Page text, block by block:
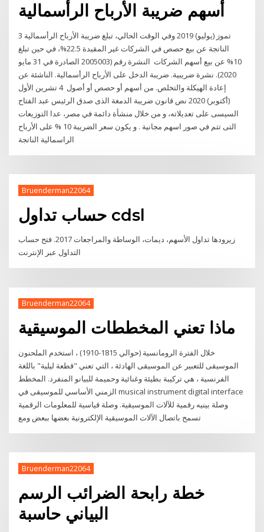
أسهم ضريبة الأرباح الرأسمالية
3 تموز (يوليو) 2019 وفي الوقت الحالي، تبلغ ضريبة الأرباح الرأسمالية
الناتجة عن بيع حصص في الشركات غير المقيدة 22.5%، في حين تبلغ
10% عن بيع أسهم الشركات اﻟﻨﺸﺮة رﻗﻢ (2005003 اﻟﺼﺎدرة ﻓﻲ 31 ﻣﺎﻳﻮ
2020). ﻧﺸﺮة ﺿﺮﻳﺒﻴﺔ. ﺿﺮﻳﺒﺔ اﻟﺪﺧﻞ ﻋﻠﻰ اﻷرﺑﺎح اﻟﺮأﺳﻤﺎﻟﻴﺔ. اﻟﻨﺎﺷﺌﺔ ﻋﻦ
إﻋﺎدة اﻟﻬﻴﻜﻠﺔ واﻟﺘﺨﻠﺺ. ﻣﻦ أﺳﻬﻢ أو ﺣﺼﺺ أو أﺻﻮل 4 تشرين الأول
(أكتوبر) 2020 نص قانون ضريبة الدمغة الذى صدق الرئيس عبد الفتاح
السيسى على تعديلاته، و من خلال منشأة دائمة في مصر، عدا التوزيعات
التى تتم في صور اسهم مجانية . و يكون سعر الضريبة 10 % على الأرباح
الراسمالية الناتجة
Bruenderman22064
حساب تداول cdsl
زيرودها تداول الأسهم، ديمات، الوساطة والمراجعات 2017. فتح حساب
التداول عبر الإنترنت
Bruenderman22064
ماذا تعني المخططات الموسيقية
خلال الفترة الرومانسية (حوالي 1815-1910) ، استخدم الملحنون
الموسيقى للتعبير عن الموسيقى الهادئة ، التي تعني "قطعة ليلية" باللغة
الفرنسية ، هي تركيبة بطيئة وغنائية وحميمة للبيانو المنفرد. المخطط
الزمني الأساسي للموسيقى في musical instrument digital interface
وصلة بينيه رقمية للآلات الموسيقية. وصلة قياسية للمعلومات الرقمية
Bruenderman22064
خطة رابحة الضرائب الرسم
البياني حاسبة